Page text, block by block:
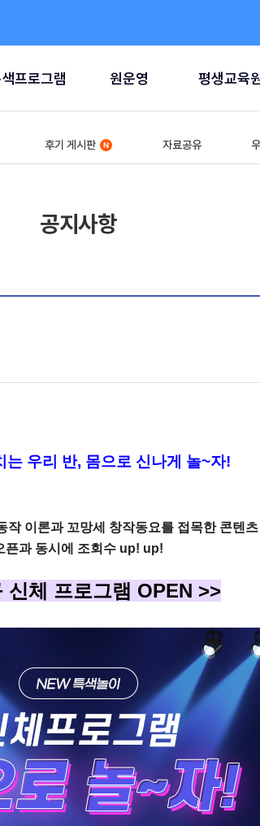
프로그램 원운영 평생교육
후기 게시판 자료공유
공지사항
는 우리 반, 몸으로 신나게 놀~자!
작 이론과 꼬망세 창작동요를 접목한 콘텐츠
픈과 동시에 조회수 up! up!
신체 프로그램 OPEN >>